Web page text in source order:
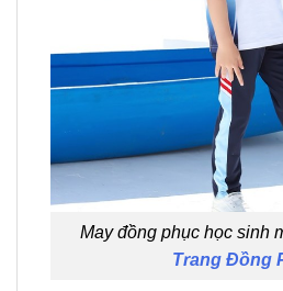
May đồng phục học sinh
Trang Đồng